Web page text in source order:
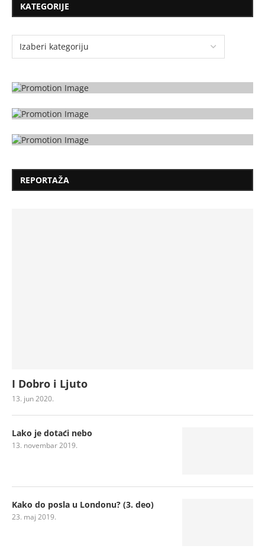
KATEGORIJE
REPORTAŽA
I Dobro i Ljuto
13. jun 2020.
Lako je dotaći nebo
13. novembar 2019.
Kako do posla u Londonu? (3. deo)
23. maj 2019.